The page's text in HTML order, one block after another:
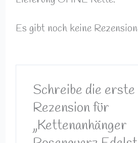
Es gibt noch keine
Schreibe die erste
Rezension für
„Kettenanhänger